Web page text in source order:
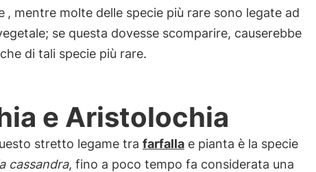
, mentre molte delle specie più rare sono legate ad
se questa dovesse scomparire, causerebbe
di tali specie più rare.
e Aristolochia
stretto legame tra farfallae pianta è la specie
cassandra, fino a poco tempo fa considerata una